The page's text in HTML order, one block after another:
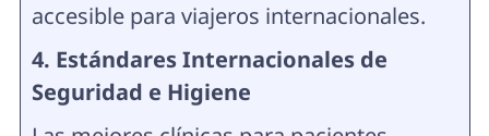
accesible para viajeros internacionales.
4. Estándares Internacionales de
Seguridad e Higiene